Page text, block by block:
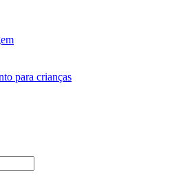
para crianças